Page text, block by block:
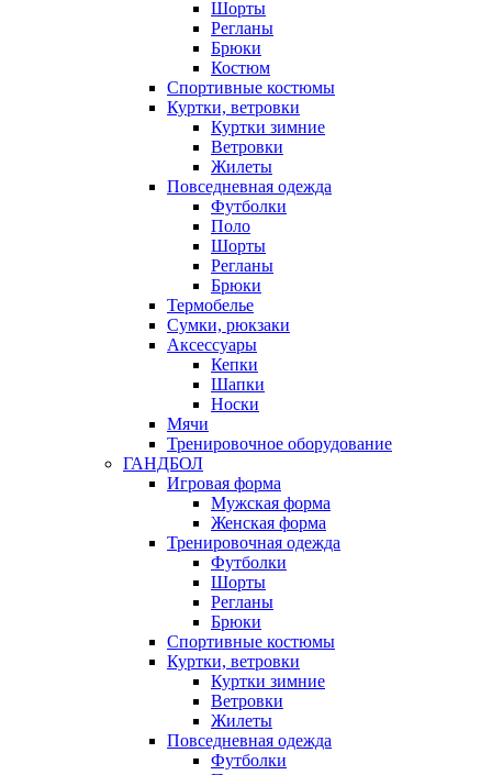
Шорты
Регланы
Брюки
Костюм
Спортивные костюмы
Куртки, ветровки
Куртки зимние
Ветровки
Жилеты
Повседневная одежда
Футболки
Поло
Шорты
Регланы
Брюки
Термобелье
Сумки, рюкзаки
Аксессуары
Кепки
Шапки
Носки
Мячи
Тренировочное оборудование
ГАНДБОЛ
Игровая форма
Мужская форма
Женская форма
Тренировочная одежда
Футболки
Шорты
Регланы
Брюки
Спортивные костюмы
Куртки, ветровки
Куртки зимние
Ветровки
Жилеты
Повседневная одежда
Футболки